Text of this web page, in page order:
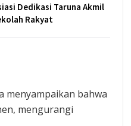
Dedikasi Taruna Akmil
Rakyat
menyampaikan bahwa
mengurangi